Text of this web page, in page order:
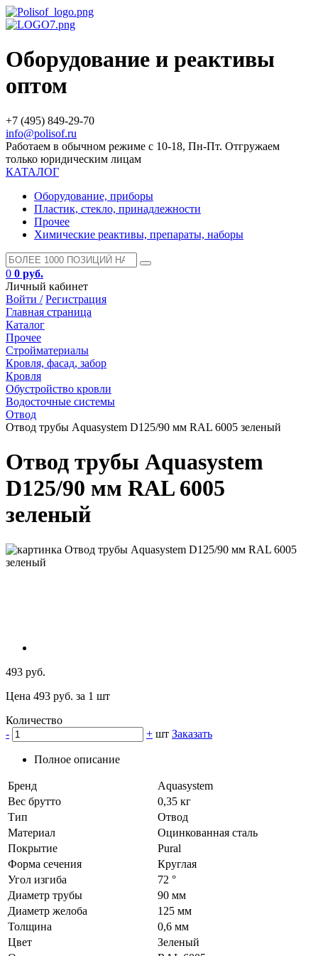
Оборудование и реактивы
оптом
+7 (495) 849-29-70
info@polisof.ru
Работаем в обычном режиме с 10-18, Пн-Пт. Отгружаем
только юридическим лицам
КАТАЛОГ
Оборудование, приборы
Пластик, стекло, принадлежности
Прочее
Химические реактивы, препараты, наборы
0 0 руб.
Личный кабинет
Войти / Регистрация
Главная страница
Каталог
Прочее
Стройматериалы
Кровля, фасад, забор
Кровля
Обустройство кровли
Водосточные системы
Отвод
Отвод трубы Aquasystem D125/90 мм RAL 6005 зеленый
Отвод трубы Aquasystem
D125/90 мм RAL 6005
зеленый
493 руб.
Цена 493 руб. за 1 шт
Количество
-
+ шт Заказать
Полное описание
Бренд
Aquasystem
Вес брутто
0,35 кг
Тип
Отвод
Материал
Оцинкованная сталь
Покрытие
Pural
Форма сечения
Круглая
Угол изгиба
72 °
Диаметр трубы
90 мм
Диаметр желоба
125 мм
Толщина
0,6 мм
Цвет
Зеленый